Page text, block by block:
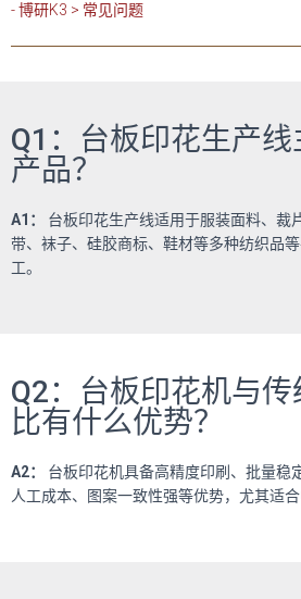
- 博研K3 > 常见问题
Q1：台板印花生产
产品？
A1 ： 台板印花生产线适用于服装面料、裁
带、袜子、硅胶商标、鞋材等多种纺织品
工。
Q2：台板印花机与
比有什么优势？
A2：
台板印花机具备高精度印刷、批量稳
人工成本、图案一致性强等优势，尤其适合